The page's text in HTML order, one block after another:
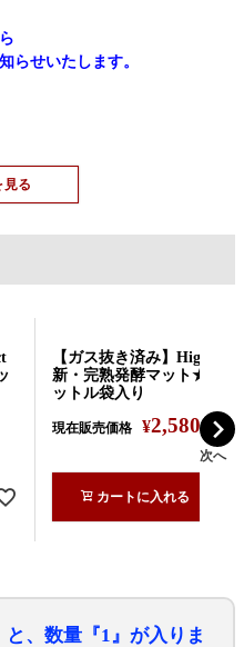
らせいたします。
見る
【ガス抜き済み】High
新・完熟発酵マット★１０
ットル袋入り
現在販売価格 ¥2,580 税込
カートに入れる
次へ
と、数量『1』が入りま